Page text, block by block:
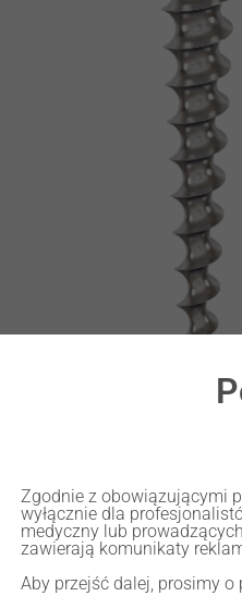
Zgodnie z obowiązującymi
wyłącznie dla
medyczny lub
zawierają komunikaty
Aby przejść dalej, prosimy